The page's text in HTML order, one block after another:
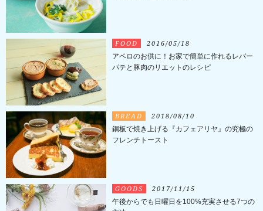
FOOD 2016/05/18
アペロのお供に！お家で簡単に作れるレバー
パテと豚肉のリエットのレシピ
BREAD 2018/08/10
銅板で焼き上げる『カフェアリヤ』の究極の
フレンチトースト
GOODS 2017/11/15
午後からでも日曜日を100%充実させる7つの